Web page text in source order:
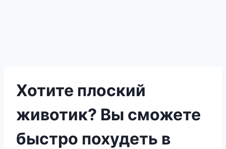
Хотите плоский
животик? Вы сможете
быстро похудеть в